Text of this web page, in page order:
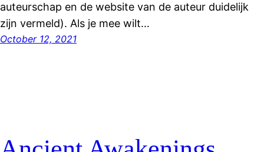
auteurschap en de website van de auteur duidelijk
zijn vermeld). Als je mee wilt…
October 12, 2021